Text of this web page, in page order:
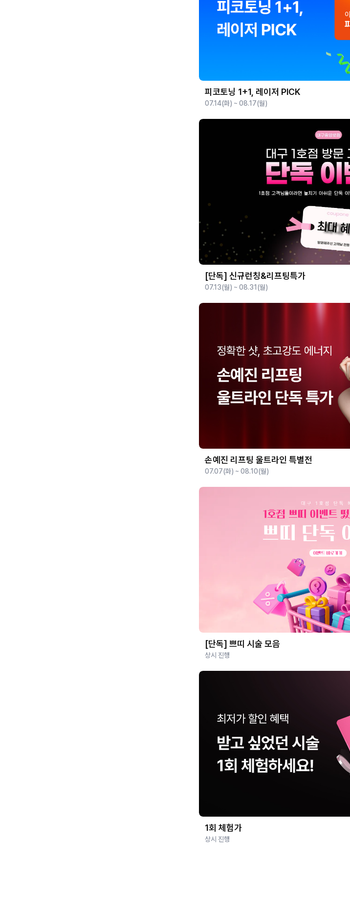
피코토닝 1+1, 레이저 PICK
07.14(화) ~ 08.17(월)
[단독] 신규런칭&리프팅특가
07.13(월) ~ 08.31(월)
손예진 리프팅 울트라인 특별전
07.07(화) ~ 08.10(월)
[단독] 쁘띠 시술 모음
상시 진행
1회 체험가
상시 진행